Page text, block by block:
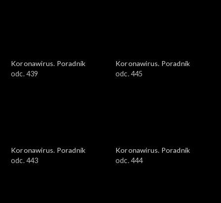
Koronawirus. Poradnik
odc. 439
Koronawirus. Poradnik
odc. 445
Koronawirus. Poradnik
odc. 443
Koronawirus. Poradnik
odc. 444